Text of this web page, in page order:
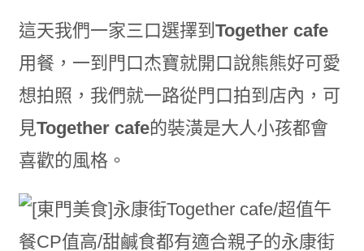
這天我們一家三口選擇到 Together cafe
用餐，一到門口杰寶就開口說熊熊好可愛
想拍照，我們就一路從門口拍到店內，可
見Together cafe的裝潢是大人小孩都會
喜歡的風格。